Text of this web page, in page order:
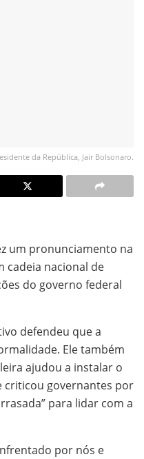
da República, Jair Bolsonaro.
um pronunciamento na
cadeia nacional de
do governo federal
defendeu que a
Ele também
ajudou a instalar o
criticou governantes por
para lidar com a
por nós e